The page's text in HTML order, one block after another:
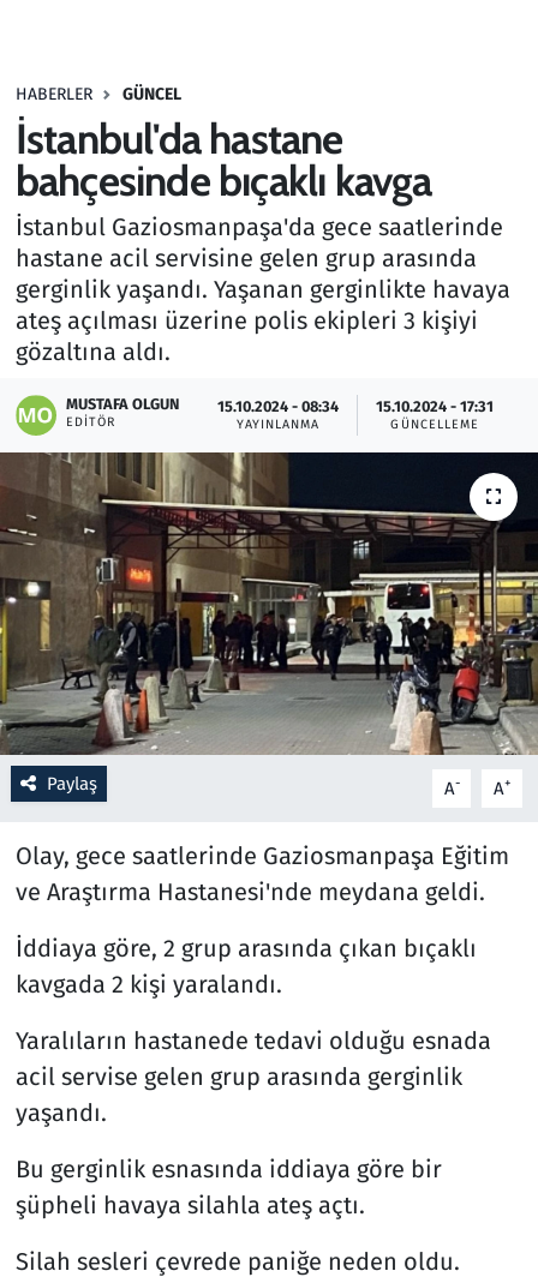
HABERLER GÜNCEL
İstanbul'da hastane
bahçesinde bıçaklı kavga
İstanbul Gaziosmanpaşa'da gece saatlerinde
hastane acil servisine gelen grup arasında
gerginlik yaşandı. Yaşanan gerginlikte havaya
ateş açılması üzerine polis ekipleri 3 kişiyi
gözaltına aldı.
MUSTAFA OLGUN
EDITÖR
15.10.2024 - 08:34
YAYINLANMA
15.10.2024 - 17:31
GÜNCELLEME
Paylaş A- A+
Olay, gece saatlerinde Gaziosmanpaşa Eğitim
ve Araştırma Hastanesi'nde meydana geldi.
İddiaya göre, 2 grup arasında çıkan bıçaklı
kavgada 2 kişi yaralandı.
Yaralıların hastanede tedavi olduğu esnada
acil servise gelen grup arasında gerginlik
yaşandı.
Bu gerginlik esnasında iddiaya göre bir
şüpheli havaya silahla ateş açtı.
Silah sesleri çevrede paniğe neden oldu.
Haber
Kültür Sanat
Kurumsal Haberler
Lezzet Durağı
Memur ve Kamu
Otomobil
Oyun
Ramazan
Resmi İlanlar
Rüya Tabirleri
Sağlık
Savunma Sanayi
Spor
Teknoloji ve Bilim